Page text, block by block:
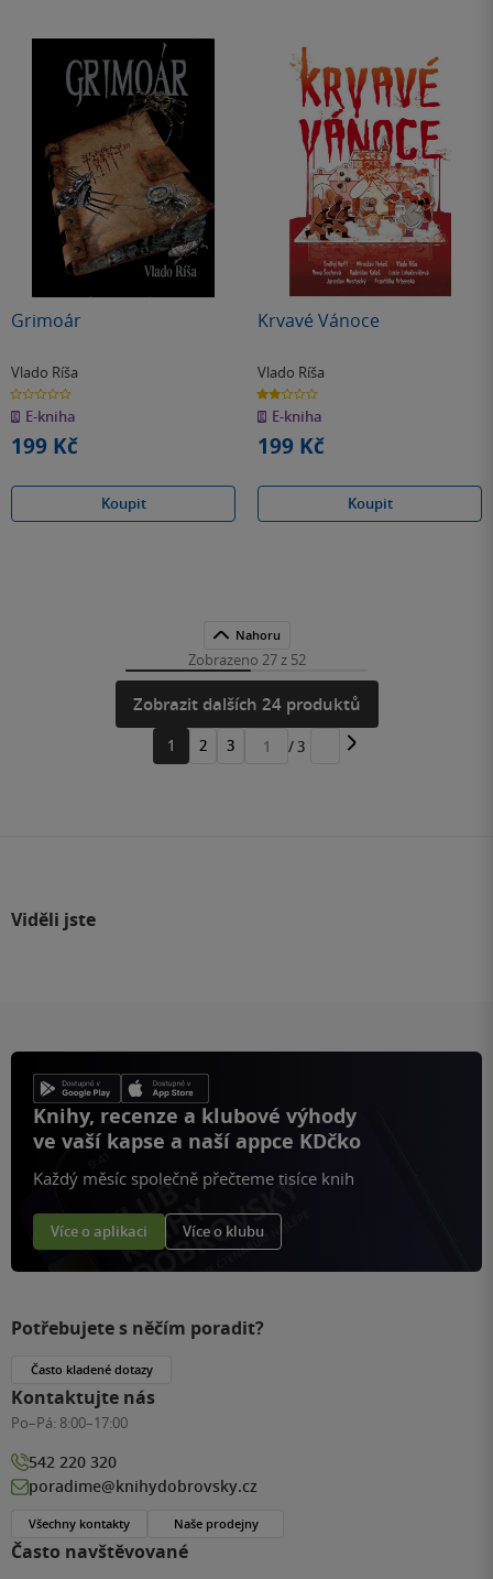
Grimoár
Vlado Ríša
0.0
z
5
hvězdiček
E-kniha
199 Kč
Koupit
Krvavé Vánoce
Vlado Ríša
2.0
z
5
hvězdiček
E-kniha
199 Kč
Koupit
Nahoru
Zobrazeno 27 z 52
Zobrazit dalších 24 produktů
1 2 3
Přejít
/ 3
Viděli jste
Knihy, recenze a klubové výhody
ve vaší kapse a naší appce KDčko
Každý měsíc společně přečteme tisíce knih
Více o aplikaci Více o klubu
Často navštěvované
Potřebujete s něčím poradit?
Často kladené dotazy
Kontaktujte nás
Po–Pá: 8:00–17:00
542 220 320
poradime@knihydobrovsky.cz
Všechny kontakty Naše prodejny